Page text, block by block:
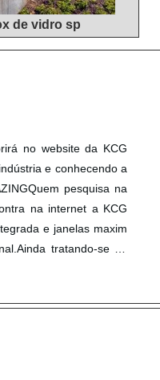
de vidro sp
no website da KCG
e conhecendo a
pesquisa na
na internet a KCG
e janelas maxim
tratando-se de
pelos produtos e
mas que mostram
disso, é de suma
Assim, é possível